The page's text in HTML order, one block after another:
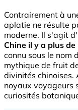
Contrairement à
aplatie ne résulte
moderne. Il s'agit
Chine il y a plus
connu sous le nom
mythique de fruit
divinités chinoises.
noyaux voyageurs
curiosités